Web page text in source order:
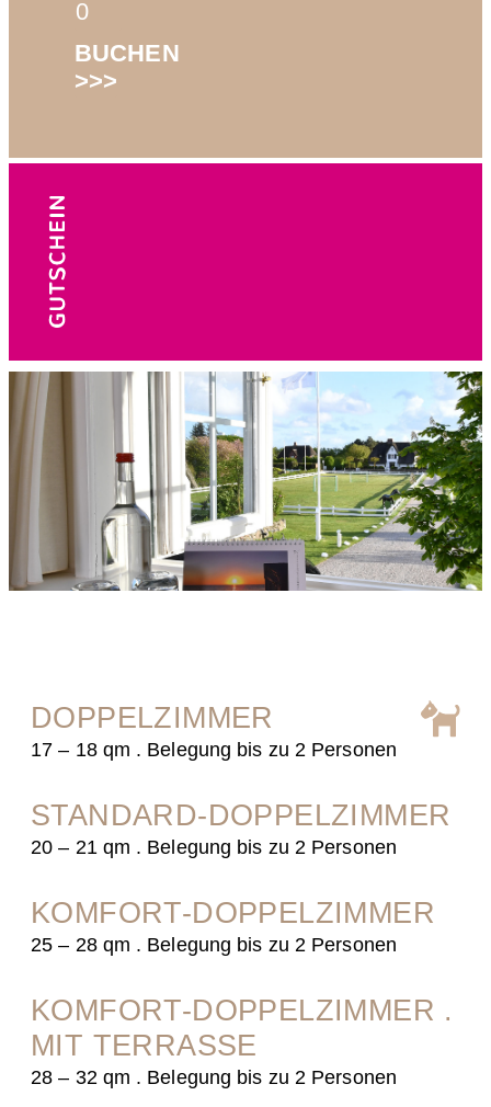
BUCHEN
DOPPELZIMMER
17 – 18 qm . Belegung bis zu 2 Personen
STANDARD-DOPPELZIMMER
20 – 21 qm . Belegung bis zu 2 Personen
KOMFORT-DOPPELZIMMER
25 – 28 qm . Belegung bis zu 2 Personen
KOMFORT-DOPPELZIMMER .
MIT TERRASSE
28 – 32 qm . Belegung bis zu 2 Personen